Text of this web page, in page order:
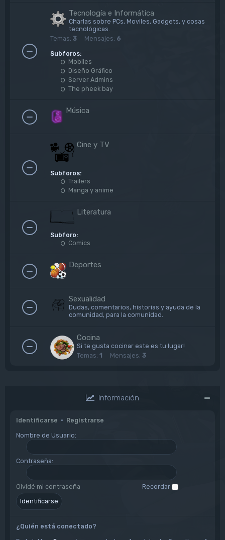
Tecnología e Informática
Charlas sobre PCs, Moviles, Gadgets, y cosas
tecnológicas.
Temas: 3 Mensajes: 6
Subforos:
Mobiles
Diseño Gráfico
Server Admins
The pheek bay
Música
Cine y TV
Subforos:
Trailers
Manga y anime
Literatura
Subforo:
Comics
Deportes
Sexualidad
Dudas, comentarios, historias y ayuda de la
comunidad, para la comunidad.
Cocina
Si te gusta cocinar este es tu lugar!
Temas: 1 Mensajes: 3
Información
Identificarse • Registrarse
Nombre de Usuario:
Contraseña:
Olvidé mi contraseña Recordar
¿Quién está conectado?